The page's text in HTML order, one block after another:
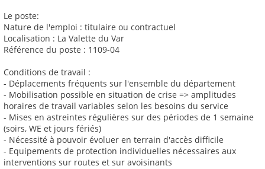
Le poste:
Nature de l'emploi : titulaire ou contractuel
Localisation : La Valette du Var
Référence du poste : 1109-04
Conditions de travail :
- Déplacements fréquents sur l'ensemble du département
- Mobilisation possible en situation de crise => amplitudes
horaires de travail variables selon les besoins du service
- Mises en astreintes régulières sur des périodes de 1 semaine
(soirs, WE et jours fériés)
- Nécessité à pouvoir évoluer en terrain d'accès difficile
- Equipements de protection individuelles nécessaires aux
interventions sur routes et sur avoisinants